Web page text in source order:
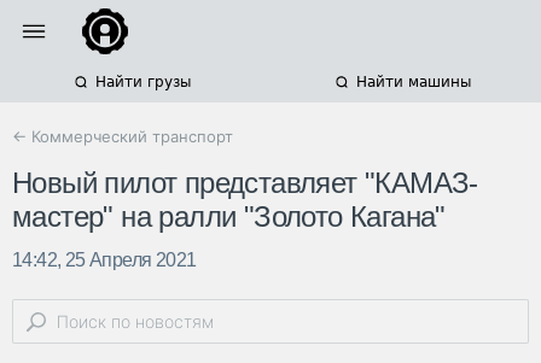
Найти грузы Найти машины
← Коммерческий транспорт
Новый пилот представляет "КАМАЗ-
мастер" на ралли "Золото Кагана"
14:42, 25 Апреля 2021